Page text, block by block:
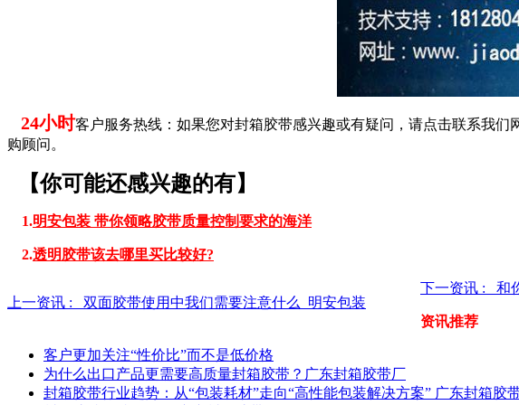
24小时客户服务热线：如果您对封箱胶带感兴趣或有疑问，请点击联系我们
购顾问。
【你可能还感兴趣的有】
1.明安包装 带你领略胶带质量控制要求的海洋
2.透明胶带该去哪里买比较好?
上一资讯 : 双面胶带使用中我们需要注意什么_明安包装
下一资讯 : 和
资讯推荐
客户更加关注“性价比”而不是低价格
为什么出口产品更需要高质量封箱胶带？广东封箱胶带厂
封箱胶带行业趋势：从“包装耗材”走向“高性能包装解决方案” 广东封箱胶